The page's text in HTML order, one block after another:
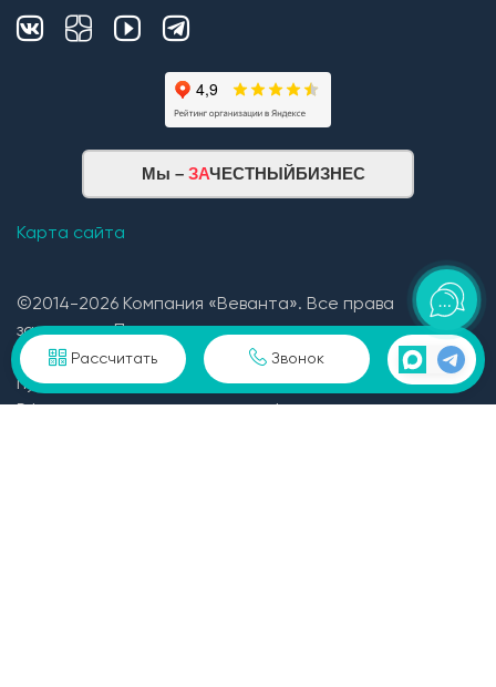
Рассчитать Звонок
Мы – ЗАЧЕСТНЫЙБИЗНЕС
Карта сайта
©2014-2026 Компания «Веванта». Все права
защищены. При использование материала
гиперссылка обязательна. Сайт не является
публичной офертой определяемой положениями ГК